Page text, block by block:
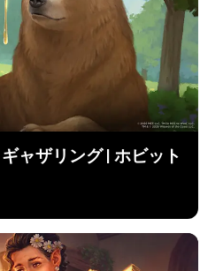
ャザリング | ホビット